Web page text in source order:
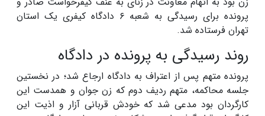
پرونده برای رسیدگی به شعبه ۶ دادگاه کیفری یک استان
تهران فرستاده شد.
روند رسیدگی به پرونده در دادگاه
پرونده متهم پس از اعتراف به دادگاه ارجاع شد؛ در نخستین
جلسه محاکمه، متهم ردیف دوم که زن جوان و همدست این
کارگردان بود مدعی شد که خودش قربانی آزار و اذیت این